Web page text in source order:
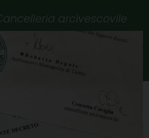
arcivescovile